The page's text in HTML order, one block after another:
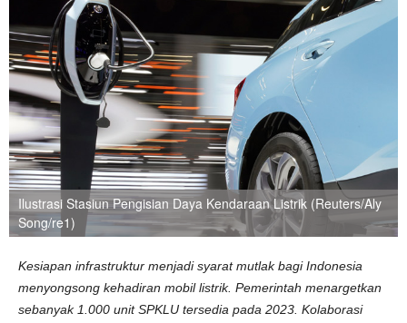
Ilustrasi Stasiun Pengisian Daya Kendaraan Listrik (Reuters/Aly
Song/re1)
Kesiapan infrastruktur menjadi syarat mutlak bagi Indonesia
menyongsong kehadiran mobil listrik. Pemerintah menargetkan
sebanyak 1.000 unit SPKLU tersedia pada 2023. Kolaborasi